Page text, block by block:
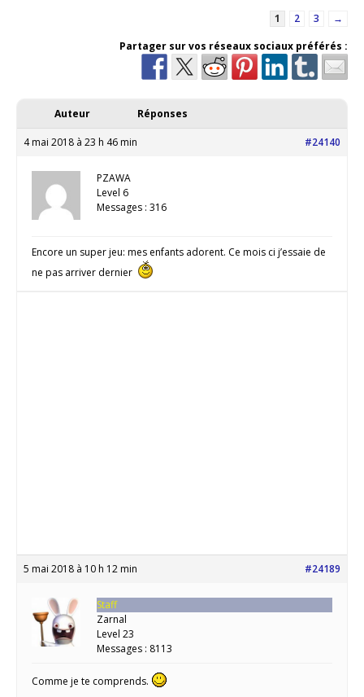
1 2 3
→
Partager sur vos réseaux sociaux préférés :
Auteur Réponses
4 mai 2018 à 23 h 46 min #24140
PZAWA
Level 6
Messages : 316
Encore un super jeu: mes enfants adorent. Ce mois ci j’essaie de
ne pas arriver dernier
5 mai 2018 à 10 h 12 min #24189
Staff
Zarnal
Level 23
Messages : 8113
Comme je te comprends.